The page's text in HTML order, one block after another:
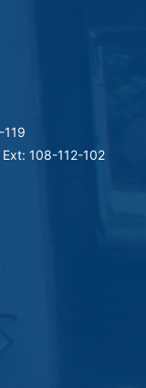
108-112-102